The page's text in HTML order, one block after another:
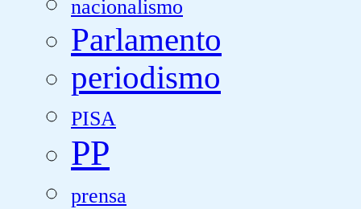
nacionalismo
Parlamento
periodismo
PISA
PP
prensa